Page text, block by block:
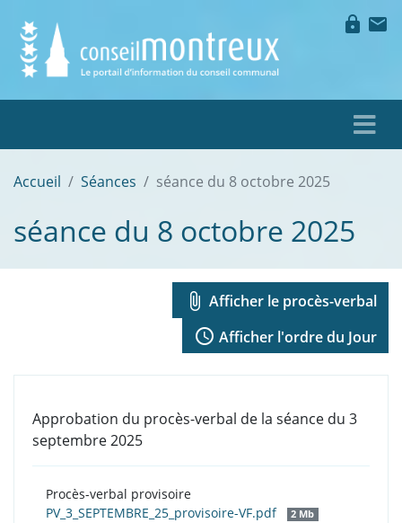
lock mail
Accueil Séances séance du 8 octobre 2025
séance du 8 octobre 2025
attach_file Afficher le procès-verbal
access_time Afficher l'ordre du Jour
Approbation du procès-verbal de la séance du 3
septembre 2025
Procès-verbal provisoire
PV_3_SEPTEMBRE_25_provisoire-VF.pdf
2 Mb